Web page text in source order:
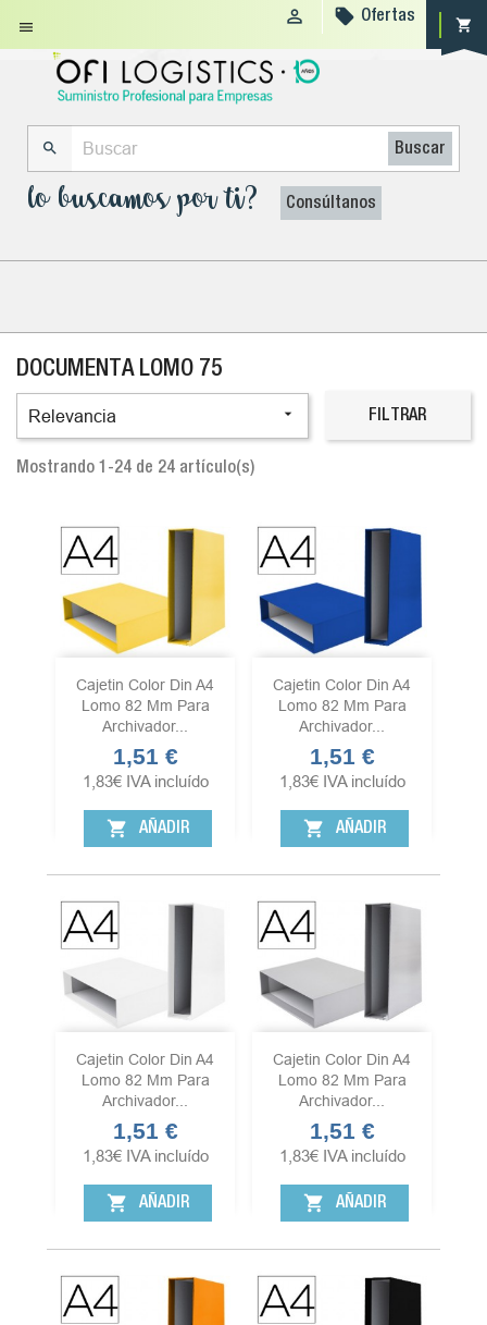
 shopping_cart
  Ofertas
 Buscar
lo buscamos por ti? Consúltanos
DOCUMENTA LOMO 75
Relevancia  FILTRAR
Mostrando 1-24 de 24 artículo(s)
Cajetin Color Din A4
Lomo 82 Mm Para
Archivador...
Precio
1,51 €
1,83€ IVA incluído
shopping_cart AÑADIR
Cajetin Color Din A4
Lomo 82 Mm Para
Archivador...
Precio
1,51 €
1,83€ IVA incluído
shopping_cart AÑADIR
Cajetin Color Din A4
Lomo 82 Mm Para
Archivador...
Precio
1,51 €
1,83€ IVA incluído
shopping_cart AÑADIR
Cajetin Color Din A4
Lomo 82 Mm Para
Archivador...
Precio
1,51 €
1,83€ IVA incluído
shopping_cart AÑADIR